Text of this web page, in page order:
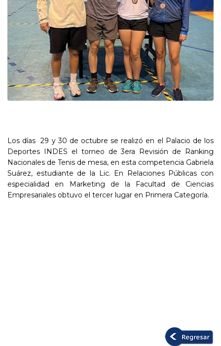
Los días 29 y 30 de octubre se realizó en el Palacio de los
Deportes INDES el torneo de 3era Revisión de Ranking
Nacionales de Tenis de mesa, en esta competencia Gabriela
Suárez, estudiante de la Lic. En Relaciones Públicas con
especialidad en Marketing de la Facultad de Ciencias
Empresariales obtuvo el tercer lugar en Primera Categoría.